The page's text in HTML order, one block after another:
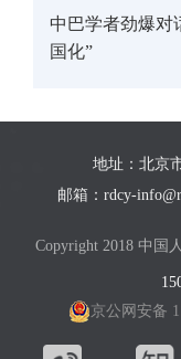
中巴学者劲爆对
国化”
地址：北京
邮箱：rdcy-
Copyright 2018 中国
京公网安备